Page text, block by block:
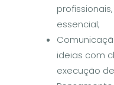
essencial;
ideias com
execução